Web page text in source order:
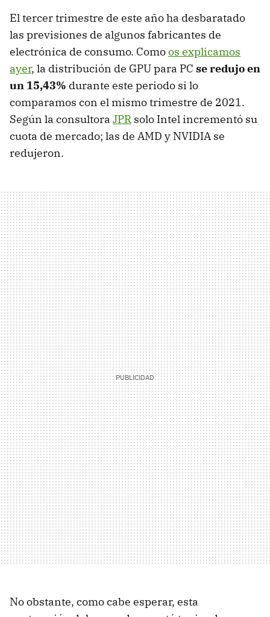
El tercer trimestre de este año ha desbaratado
las previsiones de algunos fabricantes de
electrónica de consumo. Comoos explicamos
ayer, la distribución de GPU para PC se redujo en
un 15,43% durante este periodo si lo
comparamos con el mismo trimestre de 2021.
Según la consultora JPR solo Intel incrementó su
cuota de mercado; las de AMD y NVIDIA se
redujeron.
No obstante, como cabe esperar, esta